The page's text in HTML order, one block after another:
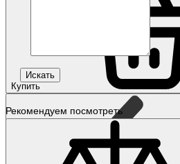
Купить
Рекомендуем посмотреть